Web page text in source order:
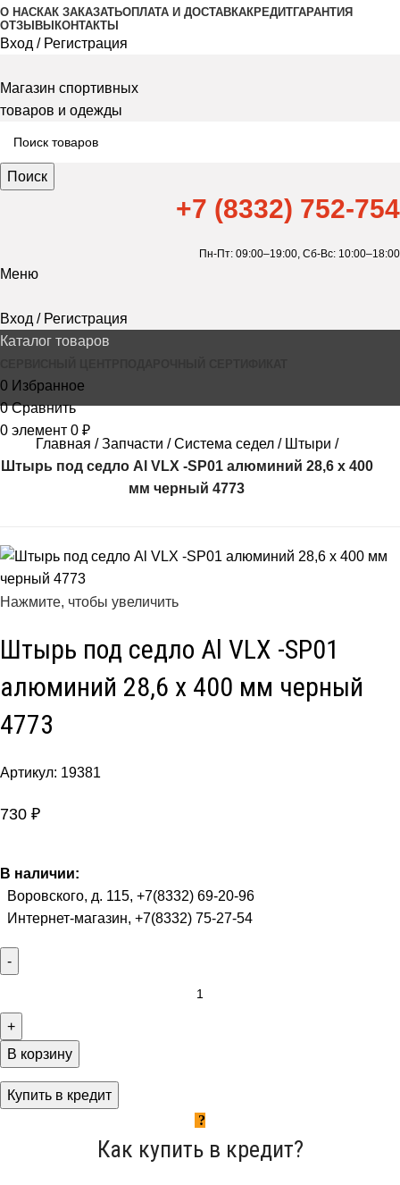
О НАСКАК ЗАКАЗАТЬОПЛАТА И ДОСТАВКАКРЕДИТГАРАНТИЯ
ОТЗЫВЫ КОНТАКТЫ
Вход / Регистрация
Магазин спортивных
товаров и одежды
Поиск
+7 (8332) 752-754
Пн-Пт: 09:00–19:00, Сб-Вс: 10:00–18:00
Меню
Вход / Регистрация
Каталог товаров
0 Избранное
0 Сравнить
0 элемент 0 ₽
Главная
Запчасти Система седел
Штыри
Штырь под седло Al VLX -SP01 алюминий 28,6 х 400
мм черный 4773
Нажмите, чтобы увеличить
Штырь под седло Al VLX -SP01
алюминий 28,6 х 400 мм черный
4773
Артикул: 19381
730 ₽
В наличии:
Воровского, д. 115, +7(8332) 69-20-96
Интернет-магазин, +7(8332) 75-27-54
В корзину
Купить в кредит
Как купить в кредит?